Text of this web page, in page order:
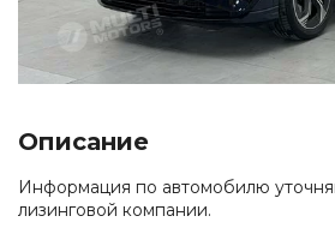
Описание
Информация по автомобилю
лизинговой компании.